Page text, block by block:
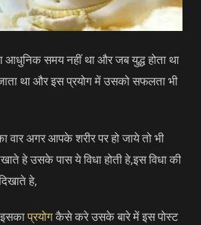
आधुनिक समय नहीं था और जब युद्ध होता था
था और इस प्रयोग में उसको सफलता भी
अगर आपके शरीर पर हो जाये तो भी
हे उसके पास ये विधा होती हे,इस विधा की
हे,
इसकाप्रयोगकैसे करे उसके बारे में इस पोस्ट